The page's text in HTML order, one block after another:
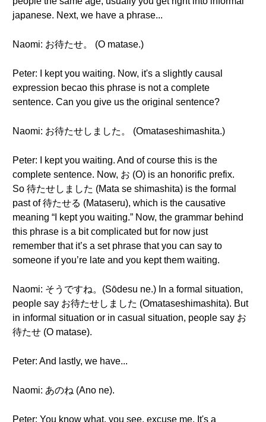
japanese. Next, we have a phrase...
Naomi: お待たせ。 (O matase.)
Peter: I kept you waiting. Now, it's a slightly causal
expression becao this phrase is not a complete
sentence. Can you give us the original sentence?
Naomi: お待たせしました。 (Omataseshimashita.)
Peter: I kept you waiting. And of course this is the
complete sentence. Now, お (O) is an honorific prefix.
So 待たせしました (Mata se shimashita) is the formal
past of 待たせる (Mataseru), which is the causative
meaning “I kept you waiting.” Now, the grammar behind
this phrase is a bit complicated but for now just
remember that it’s a set phrase that you can say to
someone if you’re late and you kept them waiting.
Naomi: そうですね。(Sōdesu ne.) In a formal situation,
people say お待たせしました (Omataseshimashita). But
in informal situation or in casual situation, people say お
待たせ (O matase).
Peter: And lastly, we have...
Naomi: あのね (Ano ne).
Peter: You know what, you see, excuse me. It's a